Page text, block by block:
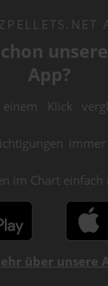
App?
Klick
im Chart einfach
über unsere